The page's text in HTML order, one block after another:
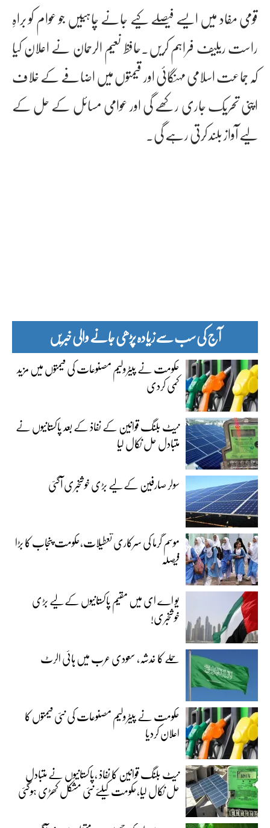
قومی مفاد میں ایسے فیصلے کیے جانے چاہییں جو عوام کو براہِ
راست ریلیف فراہم کریں۔حافظ نعیم الرحمان نے اعلان کیا
کہ جماعت اسلامی مہنگائی اور قیمتوں میں اضافے کے خلاف
اپنی تحریک جاری رکھے گی اور عوامی مسائل کے حل کے
لیے آواز بلند کرتی رہے گی۔
آج کی سب سے زیادہ پڑھی جانے والی خبریں
حکومت نے پیٹرولیم مصنوعات کی قیمتوں میں مزید
کمی کردی
نیٹ بلنگ قوانین کے نفاذ کے بعد پاکستانیوں نے
متبادل حل نکال لیا
سولر صارفین کے لیے بڑی خوشخبری آگئی
موسم گرما کی سرکاری تعطیلات،حکومت پنجاب کا بڑا
فیصلہ
یو اے ای میں مقیم پاکستانیوں کے لیے بڑی
خوشخبری!
حملے کا خدشہ، سعودی عرب میں ہائی الرٹ
حکومت نے پیٹرولیم مصنوعات کی نئی قیمتوں کا
اعلان کردیا
نیٹ بلنگ قوانین کا نفاذ ،پاکستانیوں نے متبادل
حل نکال لیا،حکومت کیلئے نئی مشکل کھڑی ہوگئی